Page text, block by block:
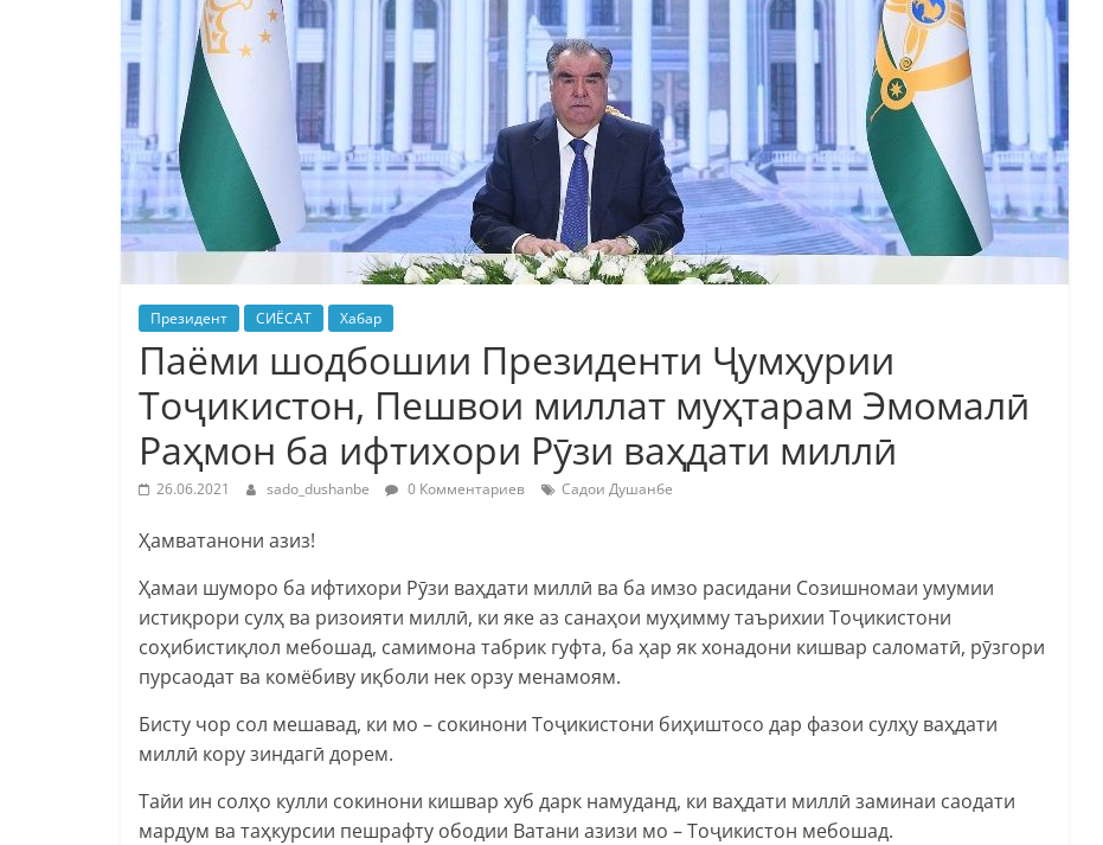
Президент СИЁСАТ Хабар
Паёми шодбошии Президенти Ҷумҳурии
Тоҷикистон, Пешвои миллат муҳтарам Эмомалӣ
Раҳмон ба ифтихори Рӯзи ваҳдати миллӣ
26.06.2021 sado_dushanbe 0 Комментариев Садои Душанбе
Ҳамватанони азиз!
Ҳамаи шуморо ба ифтихори Рӯзи ваҳдати миллӣ ва ба имзо расидани Созишномаи умумии
истиқрори сулҳ ва ризоияти миллӣ, ки яке аз санаҳои муҳимму таърихии Тоҷикистони
соҳибистиқлол мебошад, самимона табрик гуфта, ба ҳар як хонадони кишвар саломатӣ, рӯзгори
пурсаодат ва комёбиву иқболи нек орзу менамоям.
Бисту чор сол мешавад, ки мо – сокинони Тоҷикистони биҳиштосо дар фазои сулҳу ваҳдати
миллӣ кору зиндагӣ дорем.
Тайи ин солҳо кулли сокинони кишвар хуб дарк намуданд, ки ваҳдати миллӣ заминаи саодати
мардум ва таҳкурсии пешрафту ободии Ватани азизи мо – Тоҷикистон мебошад.